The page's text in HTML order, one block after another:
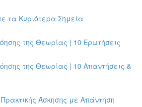
τα Κυριότερα Σημεία
της Θεωρίας | 10 Ερωτήσεις
της Θεωρίας | 10 Απαντήσεις &
Άσκησης με Απάντηση